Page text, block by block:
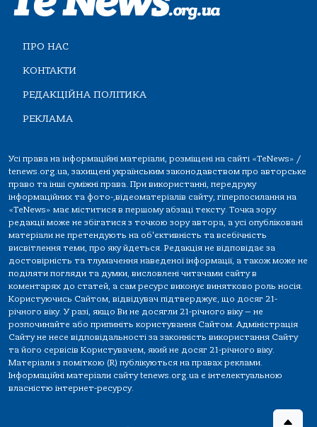
ПРО НАС
КОНТАКТИ
РЕДАКЦІЙНА ПОЛІТИКА
РЕКЛАМА
Усі права на інформаційні матеріали, розміщені на сайті «TeNews» /
tenews.org.ua, захищені українським законодавством про авторське
право та інші суміжні права. При використанні, передруку
інформаційних та фото-,відеоматеріалів сайту, гіперпосилання на
«TeNews» має міститися в першому абзаці тексту. Точка зору
редакції може не збігатися з точкою зору автора, а усі опубліковані
матеріали не претендують на об'єктивність та всебічність
висвітлення теми, про яку йдеться. Редакція не відповідає за
достовірність та тлумачення наведеної інформації, а також може не
поділяти погляди та думки, висловлені читачами сайту в
коментарях до статей, а сам ресурс виконує винятково роль носія.
Користуючись Сайтом, відвідувач підтверджує, що досяг 21-
річного віку. У разі, якщо Ви не досягли 21-річного віку — не
розпочинайте або припиніть користування Сайтом. Адміністрація
Сайту не несе відповідальності за законність використання Сайту
та його сервісів Користувачем, який не досяг 21-річного віку.
Матеріали з поміткою (R) публікуються на правах реклами.
Інформаційні матеріали сайту tenews.org.ua є інтелектуальною
власністю інтернет-ресурсу.